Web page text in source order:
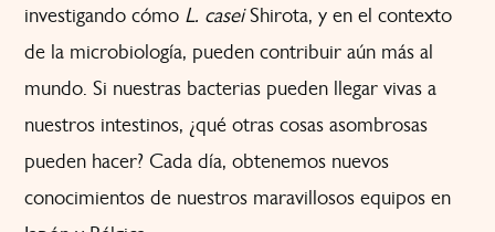
investigando cómo L. caseiShirota, y en el contexto
de la microbiología, pueden contribuir aún más al
mundo. Si nuestras bacterias pueden llegar vivas a
nuestros intestinos, ¿qué otras cosas asombrosas
pueden hacer? Cada día, obtenemos nuevos
conocimientos de nuestros maravillosos equipos en